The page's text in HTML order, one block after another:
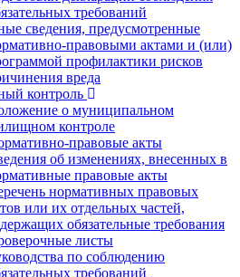
требований
сведения, предусмотренные
правовыми актами и (или)
профилактики рисков
вреда
контроль
о муниципальном
контроле
правовые акты
об изменениях, внесенных в
правовые акты
нормативных правовых
или их отдельных частей,
обязательные требования
листы
по соблюдению
требований